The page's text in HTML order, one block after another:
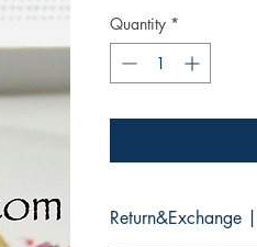
Quantity *
Return&Exchange